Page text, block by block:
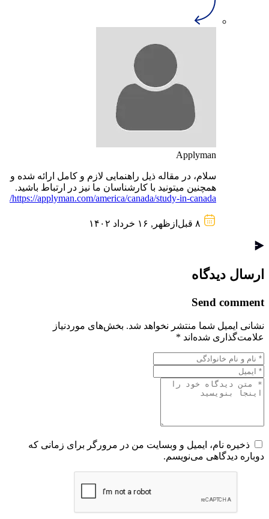
Applyman
سلام، در مقاله ذیل راهنمایی لازم و کامل ارائه شده و
همچنین میتونید با کارشناسان ما نیز در ارتباط باشید.
https://applyman.com/america/canada/study-in-canada/
ارسال دیدگاه
Send comment
نشانی ایمیل شما منتشر نخواهد شد. بخش‌های موردنیاز
علامت‌گذاری شده‌اند *
ذخیره نام، ایمیل و وبسایت من در مرورگر برای زمانی که
دوباره دیدگاهی می‌نویسم.